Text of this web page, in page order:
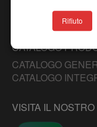
INFORMATIVA
CATALOGO
CATALOGO
CATALOGO
VISITA IL NOSTRO
Rifiuto